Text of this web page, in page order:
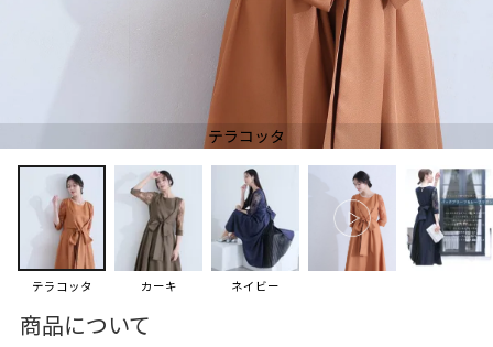
テラコッタ
テラコッタ カーキ ネイビー
商品について